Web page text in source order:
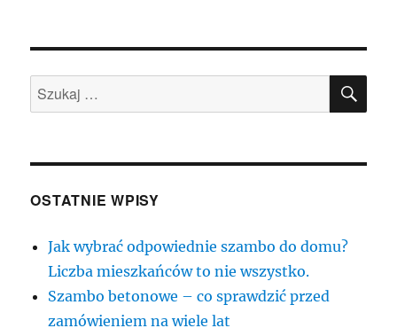
Szukaj:
OSTATNIE WPISY
Jak wybrać odpowiednie szambo do domu?
Liczba mieszkańców to nie wszystko.
Szambo betonowe – co sprawdzić przed
zamówieniem na wiele lat